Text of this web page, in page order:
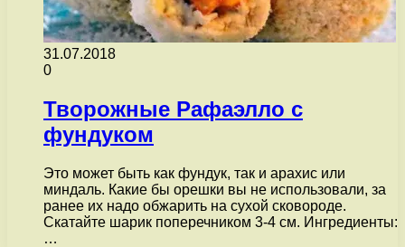
31.07.2018
0
Творожные Рафаэлло с
фундуком
Это может быть как фундук, так и арахис или
миндаль. Какие бы орешки вы не использовали, за
ранее их надо обжарить на сухой сковороде.
Скатайте шарик поперечником 3-4 см. Ингредиенты:
…